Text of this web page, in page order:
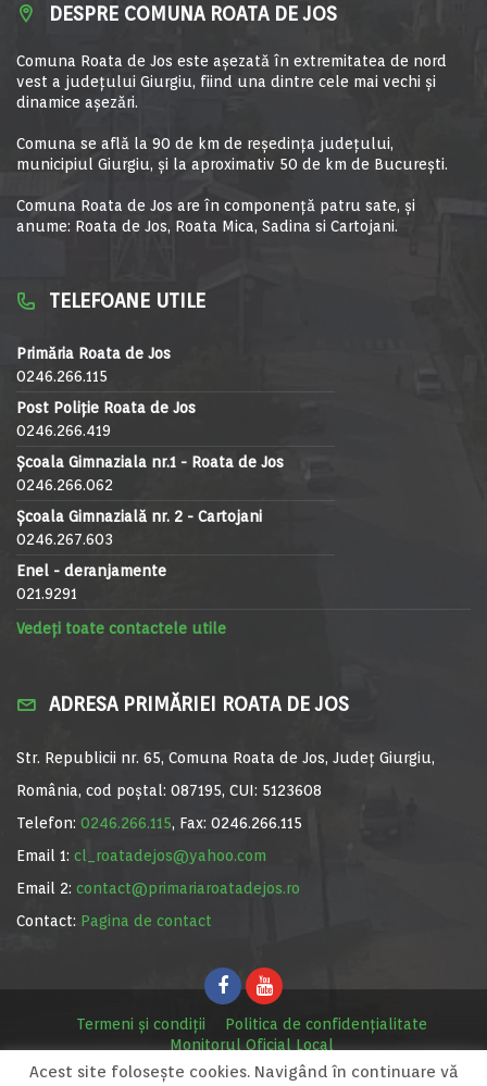
DESPRE COMUNA ROATA DE JOS
Comuna Roata de Jos este aşezată în extremitatea de nord
vest a judeţului Giurgiu, fiind una dintre cele mai vechi şi
dinamice aşezări.
Comuna se află la 90 de km de reşedinţa judeţului,
municipiul Giurgiu, şi la aproximativ 50 de km de Bucureşti.
Comuna Roata de Jos are în componență patru sate, și
anume: Roata de Jos, Roata Mica, Sadina si Cartojani.
TELEFOANE UTILE
Primăria Roata de Jos
0246.266.115
Post Poliție Roata de Jos
0246.266.419
Școala Gimnaziala nr.1 - Roata de Jos
0246.266.062
Școala Gimnazială nr. 2 - Cartojani
0246.267.603
Enel - deranjamente
021.9291
Vedeți toate contactele utile
ADRESA PRIMĂRIEI ROATA DE JOS
Str. Republicii nr. 65, Comuna Roata de Jos, Județ Giurgiu,
România, cod poștal: 087195, CUI: 5123608
Telefon: 0246.266.115, Fax: 0246.266.115
Email 1: cl_roatadejos@yahoo.com
Email 2: contact@primariaroatadejos.ro
Contact: Pagina de contact
Termeni și condiții
Politica de confidențialitate
Monitorul Oficial Local
© Primăria Roata de Jos, 2020. Site realizat de MediaDigi.ro
Acest site foloseşte cookies. Navigând în continuare vă